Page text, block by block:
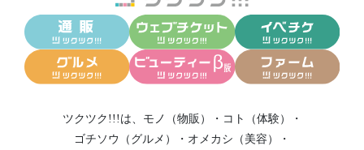
ツクツク!!!は、 モノ（物販） ・ コト（体験）
・
ゴチソウ（グルメ）
・ オメカシ（美容）
・